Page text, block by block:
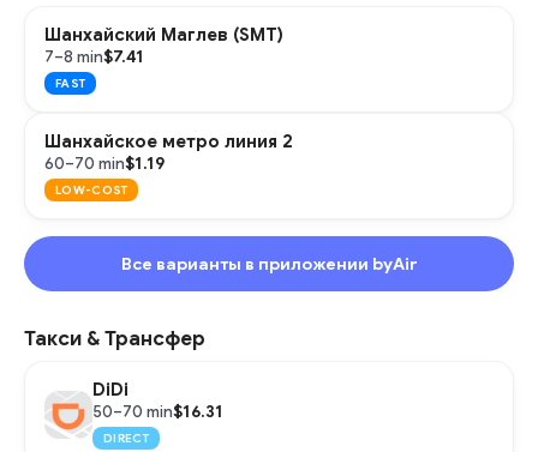
Шанхайский Маглев (SMT)
7–8 min$7.41
FAST
Шанхайское метро линия 2
60–70 min$1.19
LOW-COST
Все варианты в приложении byAir
Такси & Трансфер
DiDi
50–70 min$16.31
DIRECT